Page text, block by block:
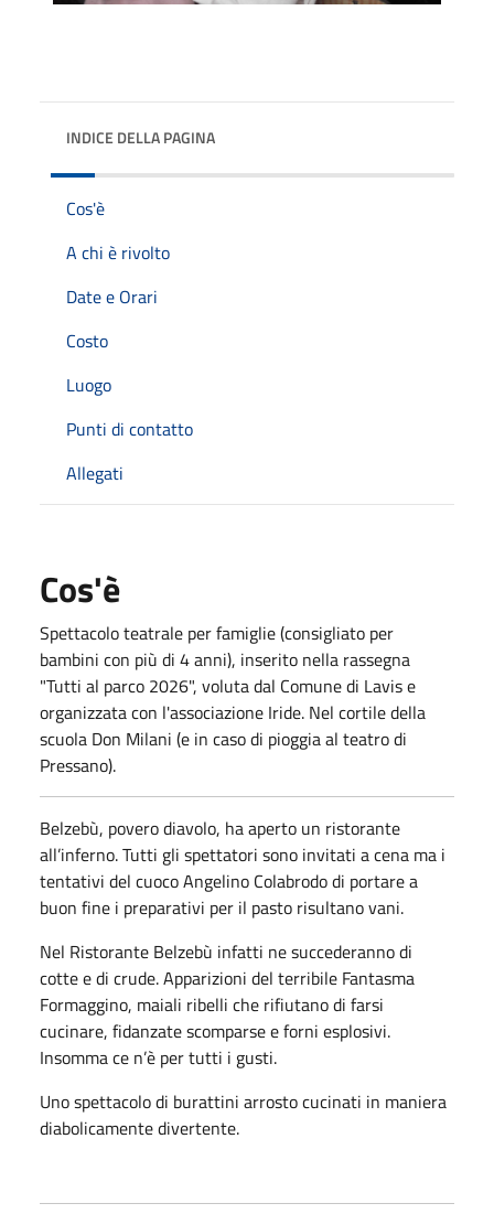
INDICE DELLA PAGINA
Cos'è
A chi è rivolto
Date e Orari
Costo
Luogo
Punti di contatto
Allegati
Cos'è
Spettacolo teatrale per famiglie (consigliato per
bambini con più di 4 anni), inserito nella rassegna
"Tutti al parco 2026", voluta dal Comune di Lavis e
organizzata con l'associazione Iride. Nel cortile della
scuola Don Milani (e in caso di pioggia al teatro di
Pressano).
Belzebù, povero diavolo, ha aperto un ristorante
all’inferno. Tutti gli spettatori sono invitati a cena ma i
tentativi del cuoco Angelino Colabrodo di portare a
buon fine i preparativi per il pasto risultano vani.
Nel Ristorante Belzebù infatti ne succederanno di
cotte e di crude. Apparizioni del terribile Fantasma
Formaggino, maiali ribelli che rifiutano di farsi
cucinare, fidanzate scomparse e forni esplosivi.
Insomma ce n’è per tutti i gusti.
Uno spettacolo di burattini arrosto cucinati in maniera
diabolicamente divertente.